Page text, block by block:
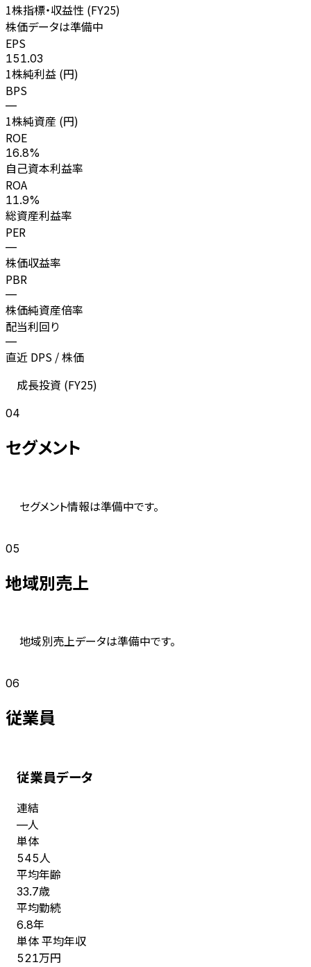
1株指標・収益性 (FY25)
株価データは準備中
EPS
151.03
1株純利益 (円)
BPS
—
1株純資産 (円)
ROE
16.8%
自己資本利益率
ROA
11.9%
総資産利益率
PER
—
株価収益率
PBR
—
株価純資産倍率
配当利回り
—
直近 DPS / 株価
成長投資 (FY25)
04
セグメント
セグメント情報は準備中です。
05
地域別売上
地域別売上データは準備中です。
06
従業員
従業員データ
連結
—人
単体
545 人
平均年齢
33.7歳
平均勤続
6.8年
単体 平均年収
521万円